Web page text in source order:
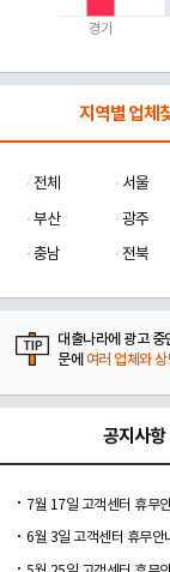
경기
지역별 업체
전체 서울
부산
광주
충남
전북
대출나라에 광고 중
문에 여러 업체와
공지사항
7월 17일 고객센터 휴무
6월 3일 고객센터 휴무안